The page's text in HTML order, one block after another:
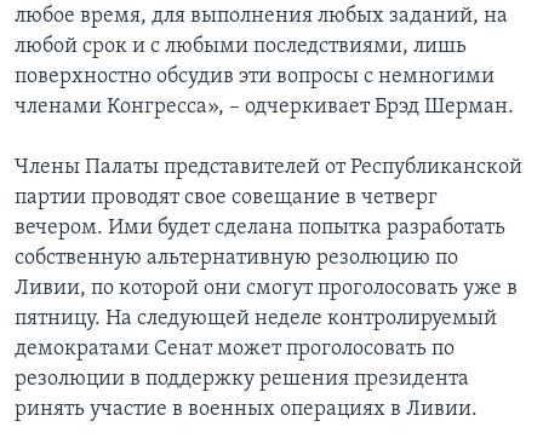
любое время, для выполнения любых заданий, на
любой срок и с любыми последствиями, лишь
поверхностно обсудив эти вопросы с немногими
членами Конгресса», – одчеркивает Брэд Шерман.
Члены Палаты представителей от Республиканской
партии проводят свое совещание в четверг
вечером. Ими будет сделана попытка разработать
собственную альтернативную резолюцию по
Ливии, по которой они смогут проголосовать уже в
пятницу. На следующей неделе контролируемый
демократами Сенат может проголосовать по
резолюции в поддержку решения президента
ринять участие в военных операциях в Ливии.